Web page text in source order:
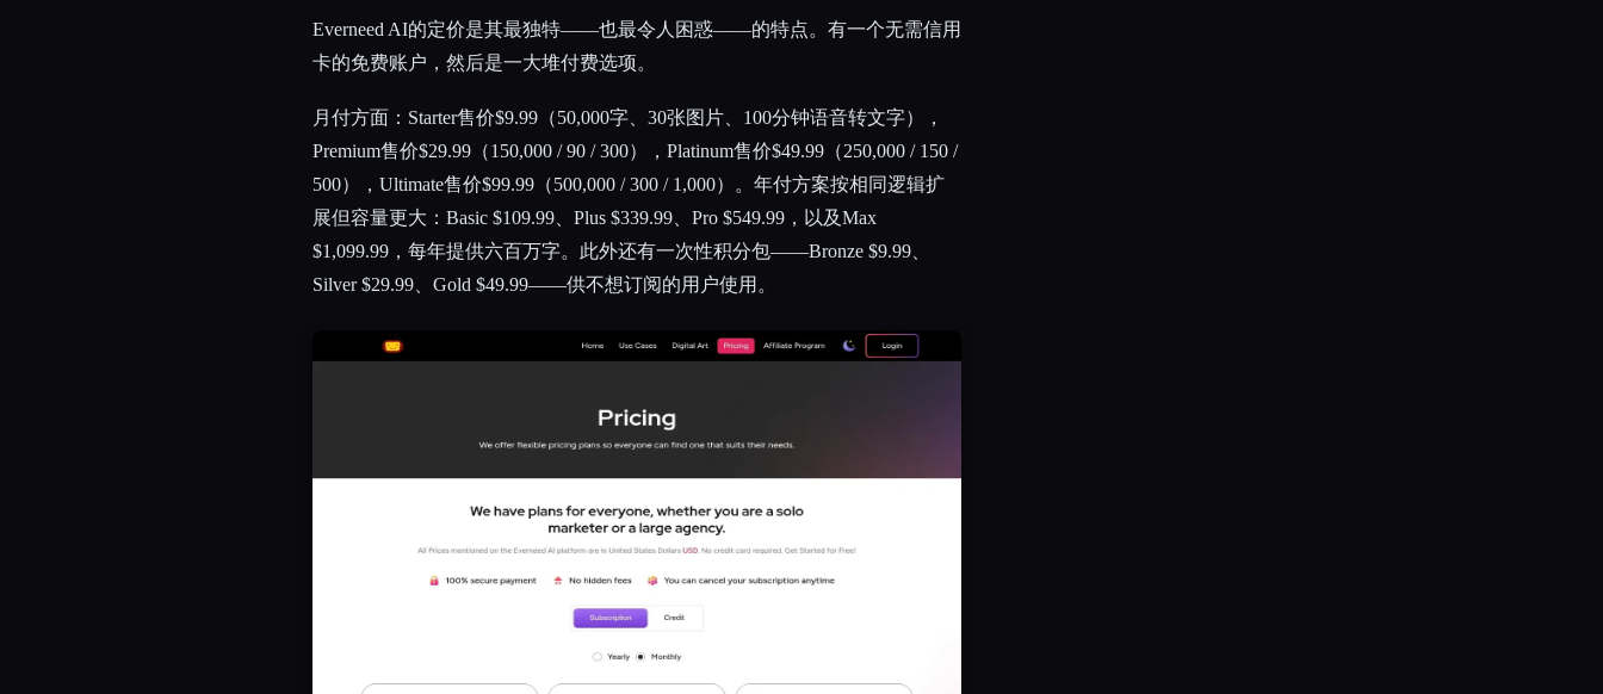
Everneed AI的定价是其最独特——也最令人困惑——的特点。有一个无需信用
卡的免费账户，然后是一大堆付费选项。
月付方面：Starter售价$9.99（50,000字、30张图片、100分钟语音转文字），
Premium售价$29.99（150,000 / 90 / 300），Platinum售价$49.99（250,000 / 150 /
500），Ultimate售价$99.99（500,000 / 300 / 1,000）。年付方案按相同逻辑扩
展但容量更大：Basic $109.99、Plus $339.99、Pro $549.99，以及Max
$1,099.99，每年提供六百万字。此外还有一次性积分包——Bronze $9.99、
Silver $29.99、Gold $49.99——供不想订阅的用户使用。